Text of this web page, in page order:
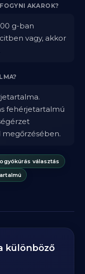
AKAROK?
g-ban
vagy, akkor
fehérjetartalmú
választás
különböző